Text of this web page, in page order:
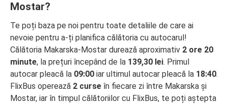
Mostar?
Te poți baza pe noi pentru toate detaliile de care ai
nevoie pentru a-ți planifica călătoria cu autocarul!
Călătoria Makarska-Mostar durează aproximativ 2 ore 20
minute, la prețuri începând de la 139,30 lei. Primul
autocar pleacă la 09:00 iar ultimul autocar pleacă la 18:40.
FlixBus operează 2 curse în fiecare zi între Makarska și
Mostar, iar în timpul călătoriilor cu FlixBus, te poți aștepta